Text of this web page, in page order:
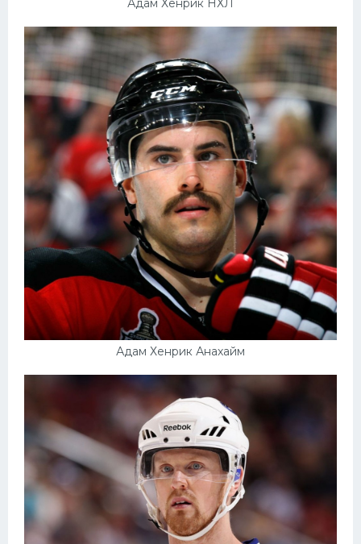
Адам Хенрик НХЛ
Адам Хенрик Анахайм